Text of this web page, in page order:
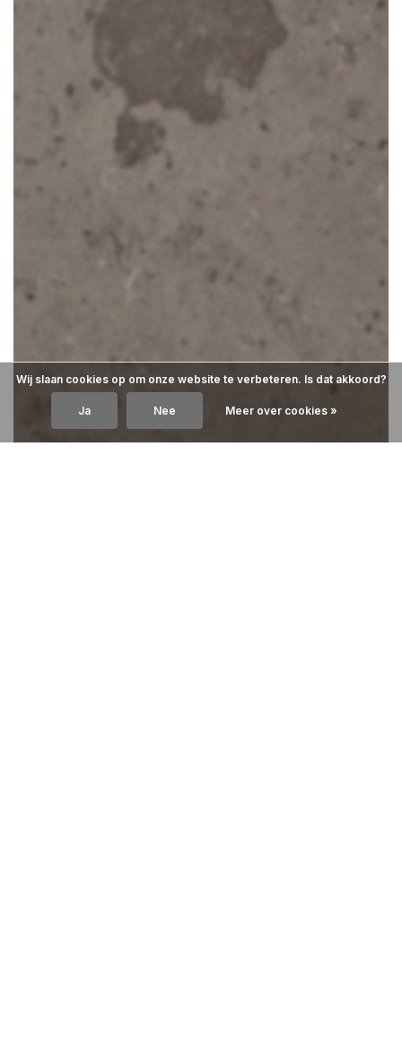
Wij slaan cookies op om onze website te verbeteren. Is dat akkoord?
Ja Nee Meer over cookies »